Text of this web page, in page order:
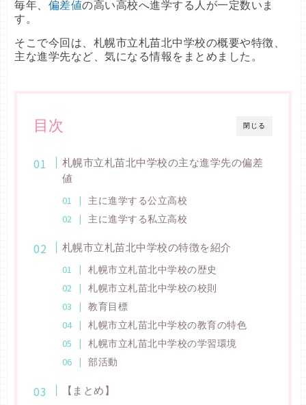
毎年、 偏差値の高い高校へ進学する人が一定数いま
す。
そこで今回は、札幌市立札苗北中学校の概要や特徴、
主な進学先など、気になる情報をまとめました。
閉じる
目次
札幌市立札苗北中学校の主な進学先の偏差
値
主に進学する公立高校
主に進学する私立高校
札幌市立札苗北中学校の特徴を紹介
札幌市立札苗北中学校の歴史
札幌市立札苗北中学校の校則
教育目標
札幌市立札苗北中学校の教育の特色
札幌市立札苗北中学校の学習環境
部活動
【まとめ】